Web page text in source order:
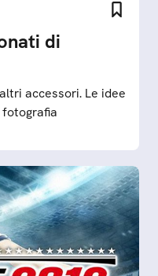
di
accessori. Le idee